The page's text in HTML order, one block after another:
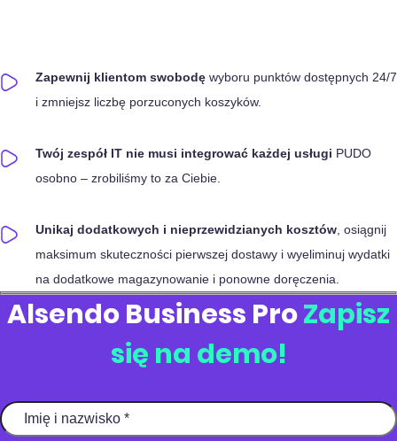
Zapewnij klientom swobodę wyboru punktów dostępnych 24/7
i zmniejsz liczbę porzuconych koszyków.
Twój zespół IT nie musi integrować każdej usługi PUDO
osobno – zrobiliśmy to za Ciebie.
Unikaj dodatkowych i nieprzewidzianych kosztów , osiągnij
maksimum skuteczności pierwszej dostawy i wyeliminuj wydatki
na dodatkowe magazynowanie i ponowne doręczenia.
Alsendo Business ProZapisz
się na demo!